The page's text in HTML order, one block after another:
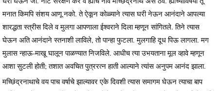
मनात किमपि संशय आणू नको. ते ऐकून कोळ्याने त्यास घरी नेऊन आनंदाने आपल्या
शारद्धता स्त्रीस दिले व मुलगा आपणाला ईश्वराने दिला म्हणून सांगितले. तिने त्यास
घेऊन अति आनंदाने स्तनाशी लाविले, तो पान्हा फुटला. मुलगाहि दूध पिऊ लागला. मग
मुलास न्हाऊ-माखू घालून पाळण्यात निजविले. आधीच त्या उभयताना मूल व्हावे म्हणून
आशा सुटली होती; तशात अवचित पुत्ररत्न हाती आल्याने त्यांस अनुपम आनंद झाला.
मच्छिंद्रनाथाचे वय पाच वर्षाचे झाल्यावर एके दिवशी त्यास समागम घेऊन त्याचा बाप